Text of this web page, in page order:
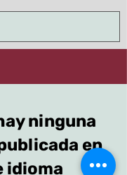
ninguna
en
idioma